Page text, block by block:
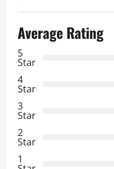
c
i
ó
n
d
Average Rating
5
Star
4
Star
3
Star
2
Star
1